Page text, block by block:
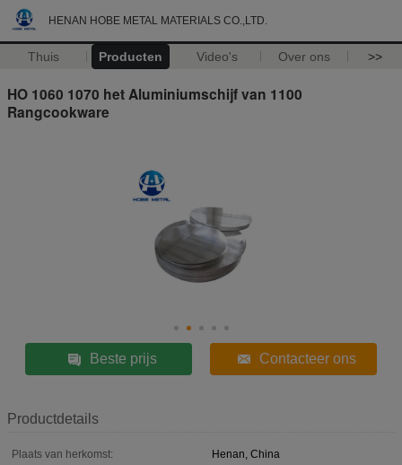
HENAN HOBE METAL MATERIALS CO.,LTD.
Thuis Producten Video's Over ons >>
HO 1060 1070 het Aluminiumschijf van 1100
Rangcookware
Beste prijs Contacteer ons
Productdetails
Plaats van herkomst:
Henan, China